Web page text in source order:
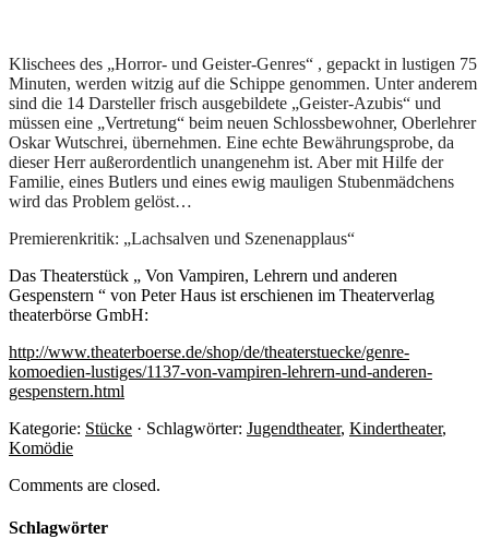
Klischees des „Horror- und Geister-Genres“ , gepackt in lustigen 75
Minuten, werden witzig auf die Schippe genommen. Unter anderem
sind die 14 Darsteller frisch ausgebildete „Geister-Azubis“ und
müssen eine „Vertretung“ beim neuen Schlossbewohner, Oberlehrer
Oskar Wutschrei, übernehmen. Eine echte Bewährungsprobe, da
dieser Herr außerordentlich unangenehm ist. Aber mit Hilfe der
Familie, eines Butlers und eines ewig mauligen Stubenmädchens
wird das Problem gelöst…
Premierenkritik: „Lachsalven und Szenenapplaus“
Das Theaterstück „ Von Vampiren, Lehrern und anderen
Gespenstern “ von Peter Haus ist erschienen im Theaterverlag
theaterbörse GmbH:
http://www.theaterboerse.de/shop/de/theaterstuecke/genre-
komoedien-lustiges/1137-von-vampiren-lehrern-und-anderen-
gespenstern.html
Kategorie: Stücke · Schlagwörter: Jugendtheater, Kindertheater,
Komödie
Comments are closed.
Schlagwörter